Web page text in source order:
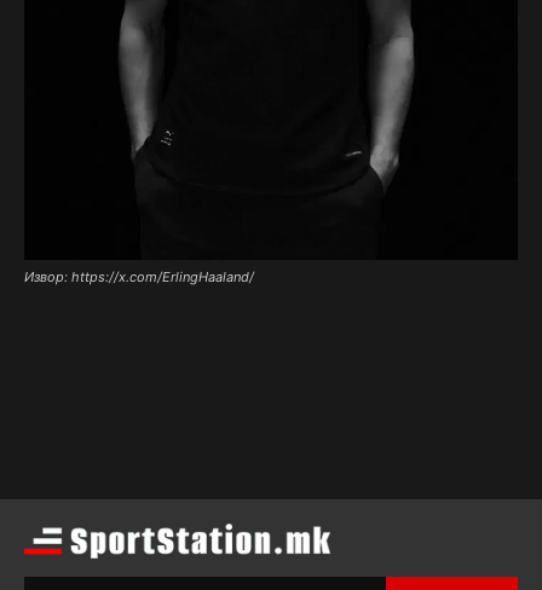
Извор: https://x.com/ErlingHaaland/